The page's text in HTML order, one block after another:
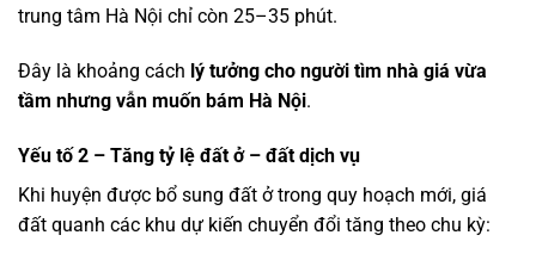
trung tâm Hà Nội chỉ còn 25–35 phút.
Đây là khoảng cách lý tưởng cho người tìm nhà giá vừa
tầm nhưng vẫn muốn bám Hà Nội.
Yếu tố 2 – Tăng tỷ lệ đất ở – đất dịch vụ
Khi huyện được bổ sung đất ở trong quy hoạch mới, giá
đất quanh các khu dự kiến chuyển đổi tăng theo chu kỳ: